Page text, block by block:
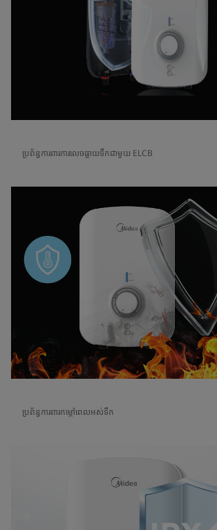
ប្រព័ន្ធការពារការលេចធ្លាយទឹកជាមួយ ELCB
ប្រព័ន្ធការពារកម្តៅពេលអស់ទឹក